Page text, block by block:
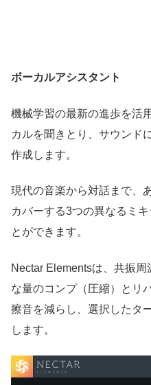
ボーカルアシスタント
機械学習の最新の進歩を活
カルを聞きとり、サウンド
作成します。
現代の音楽から対話まで、
カバーする3つの異なるミ
とができます。
Nectar Elementsは、共振
な量のコンプ（圧縮）とリ
擦音を減らし、選択したタ
します。